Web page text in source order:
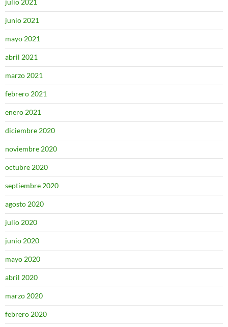
julio 2021
junio 2021
mayo 2021
abril 2021
marzo 2021
febrero 2021
enero 2021
diciembre 2020
noviembre 2020
octubre 2020
septiembre 2020
agosto 2020
julio 2020
junio 2020
mayo 2020
abril 2020
marzo 2020
febrero 2020